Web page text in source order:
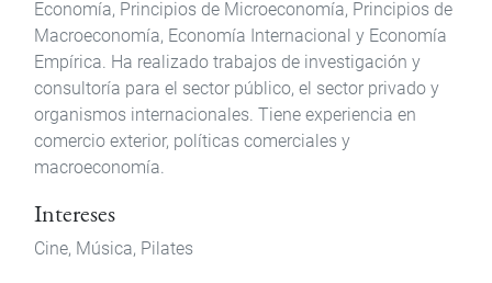
Economía, Principios de Microeconomía, Principios de
Macroeconomía, Economía Internacional y Economía
Empírica. Ha realizado trabajos de investigación y
consultoría para el sector público, el sector privado y
organismos internacionales. Tiene experiencia en
comercio exterior, políticas comerciales y
macroeconomía.
Intereses
Cine, Música, Pilates